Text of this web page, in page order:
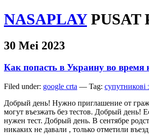
NASAPLAY PUSAT
30 Mei 2023
Как попасть в Украину во время
Filed under: google crta — Tag: супутникові
Добрый день! Нужно приглашение от
могут въезжать без тестов. Добрый
нужен тест. Добрый день. В сентябре
никаких не давали , только отметили